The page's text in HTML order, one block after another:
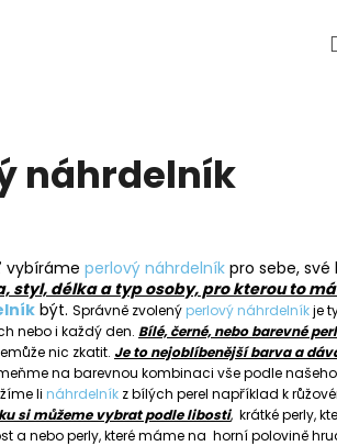
náhrdelník
vybíráme perlový náhrdelník pro sebe, své
styl, délka a typ osoby, pro kterou to
být. Správně zvolený perlový náhrdelníkje
nebo i každý den. Bílé, černé, nebo barevné
nic zkatit. Je to nejoblíbenější barva a
na barevnou kombinaci vše podle
li náhrdelník z bílých perel například k
si můžeme vybrat podle libosti, krátké perly,
a nebo perly, které máme na horní polovině